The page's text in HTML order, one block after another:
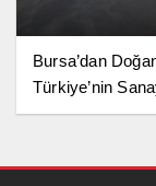
Bursa’dan
Türkiye’nin